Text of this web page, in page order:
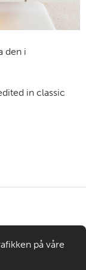
den i
in classic
på våre
din nettleser og